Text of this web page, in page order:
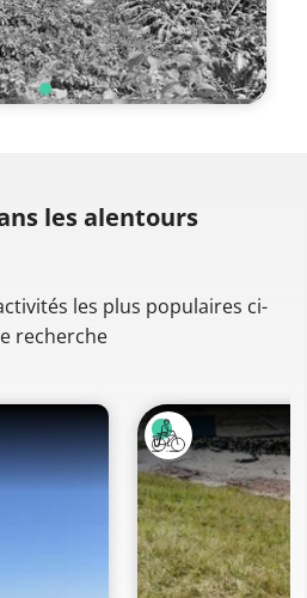
les alentours
les plus populaires ci-
recherche